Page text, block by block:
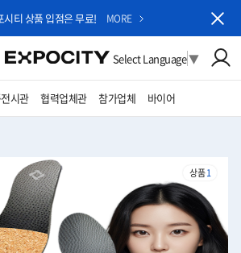
시티 상품 입점은 무료! MORE
Select Language▼
시관 협력업체관 참가업체 바이어
상품1